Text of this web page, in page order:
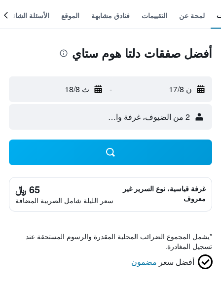
لمحة عن التقييمات فنادق مشابهة الموقع الأسئلة الشائعة
أفضل صفقات دلتا هوم ستاي
ن 17/8 - ث 18/8
2 من الضيوف، غرفة واحدة
غرفة قياسية، نوع السرير غير
معروف
65 ﷼
سعر الليلة شامل الصريبة المضافة
*يشمل المجموع الضرائب المحلية المقدرة والرسوم المستحقة عند
تسجيل المغادرة.
أفضل سعر مضمون